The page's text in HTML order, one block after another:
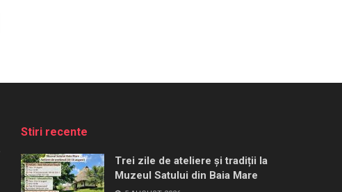
Stiri recente
Trei zile de ateliere și tradiții la
Muzeul Satului din Baia Mare